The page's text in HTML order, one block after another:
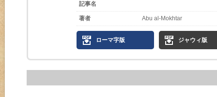
記事名
著者 Abu al-Mokhtar
ローマ字版 ジャウィ版